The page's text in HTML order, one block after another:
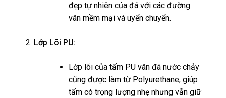
đẹp tự nhiên của đá với các đường
vân mềm mại và uyển chuyển.
Lớp Lõi PU:
Lớp lõi của tấm PU vân đá nước chảy
cũng được làm từ Polyurethane, giúp
tấm có trọng lượng nhẹ nhưng vẫn giữ